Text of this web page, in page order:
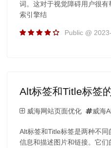
词。这对于视觉障碍用户很
索引擎结
Public @
Alt标签和Title标签
威海网站页面优化 威海
Alt标签和Title标签是两种不
信息和描述图片和链接。它们